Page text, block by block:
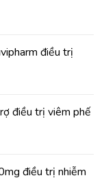
điều trị
điều trị viêm phế
điều trị nhiễm